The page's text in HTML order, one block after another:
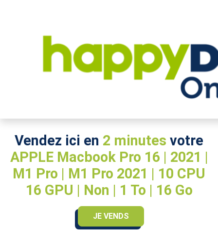
Ordinateurs portables > APPLE
Vendez ici en 2 minutes votre
APPLE Macbook Pro 16 | 2021 |
M1 Pro | M1 Pro 2021 | 10 CPU
16 GPU | Non | 1 To | 16 Go
JE VENDS